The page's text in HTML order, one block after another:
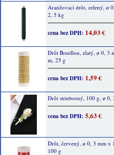
Aranžovací drôt, zelený, ø
2, 5 kg
cena bez DPH: 14,03 €
Drôt Bouillon, zlatý, ø 0, 3
m, 25 g
cena bez DPH: 1,59 €
Drôt strieborný, 100 g, ø 0,
cena bez DPH: 5,63 €
Drôt, červený, ø 0, 3 mm x
100 g